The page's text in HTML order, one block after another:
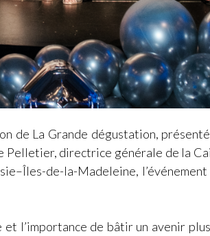
de La Grande dégustation,
Pelletier, directrice générale de la
de-la-Madeleine, l’événement
l’importance de bâtir un avenir